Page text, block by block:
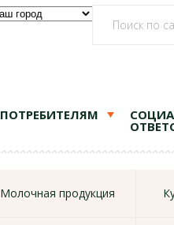
ПОТРЕБИТЕЛЯМ
Молочная продукция